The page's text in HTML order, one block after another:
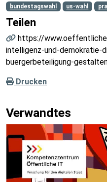
bundestagswahl
us-wahl
Teilen
https://
intelligenz-und-demokratie-
buergerbeteiligung-
Drucken
Verwandtes